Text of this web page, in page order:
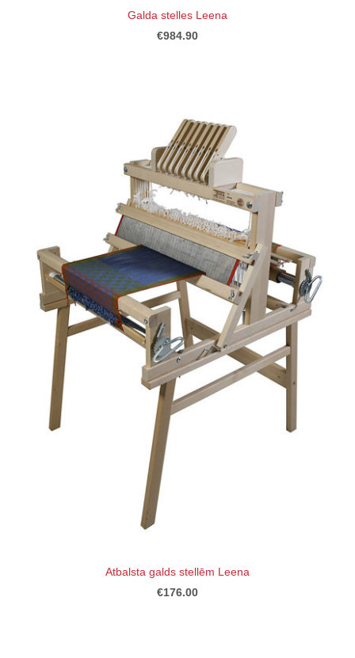
Galda stelles Leena
€984.90
Atbalsta galds stellēm Leena
€176.00